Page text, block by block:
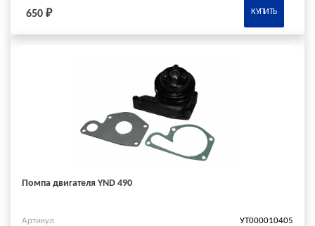
650 ₽ КУПИТЬ
Помпа двигателя YND 490
Артикул
УТ000010405